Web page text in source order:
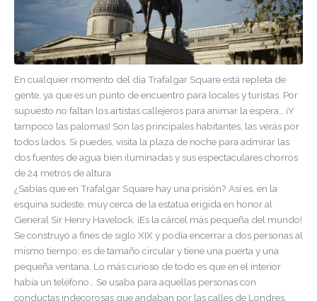
En cualquier momento del día Trafalgar Square está repleta de
gente, ya que es un punto de encuentro para locales y turistas. Por
supuesto no faltan los artistas callejeros para animar la espera… ¡Y
tampoco las palomas! Son las principales habitantes, las verás por
todos lados. Si puedes, visita la plaza de noche para admirar las
dos fuentes de agua bien iluminadas y sus espectaculares chorros
de 24 metros de altura.
¿Sabías que en Trafalgar Square hay una prisión? Así es, en la
esquina sudeste, muy cerca de la estatua erigida en honor al
General Sir Henry Havelock. ¡Es la cárcel más pequeña del mundo!
Se construyó a fines de siglo XIX y podía encerrar a dos personas al
mismo tiempo; es de tamaño circular y tiene una puerta y una
pequeña ventana. Lo más curioso de todo es que en el interior
había un teléfono… Se usaba para aquellas personas con
conductas indecorosas que andaban por las calles de Londres.